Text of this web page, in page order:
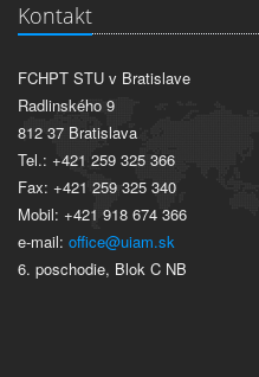
Kontakt
FCHPT STU v Bratislave
Radlinského 9
812 37 Bratislava
Tel.: +421 259 325 366
Fax: +421 259 325 340
Mobil: +421 918 674 366
e-mail: office@uiam.sk
6. poschodie, Blok C NB